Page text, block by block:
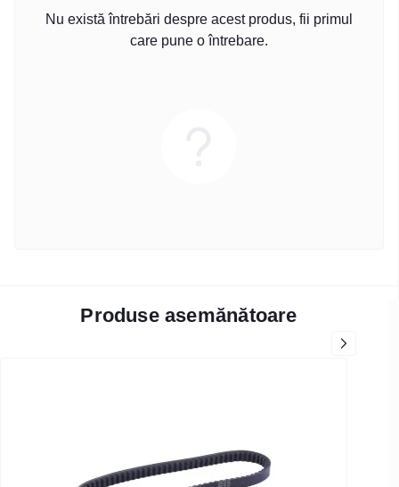
Nu există întrebări despre acest produs, fii primul
care pune o întrebare.
Produse asemănătoare